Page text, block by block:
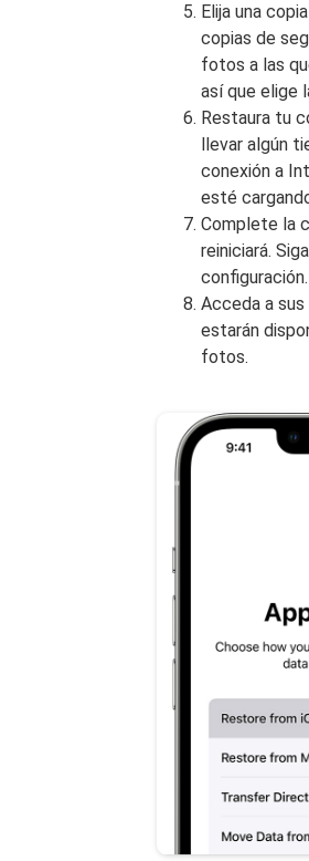
Elija una
copias de
fotos a las
así que elige
Restaura tu
llevar algún
conexión a
esté
Complete la
reiniciará.
configuración.
Acceda a
estarán
fotos.